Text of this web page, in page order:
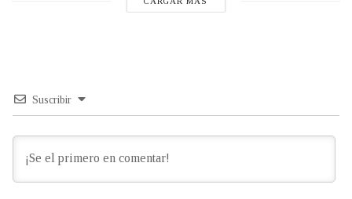
Suscribir